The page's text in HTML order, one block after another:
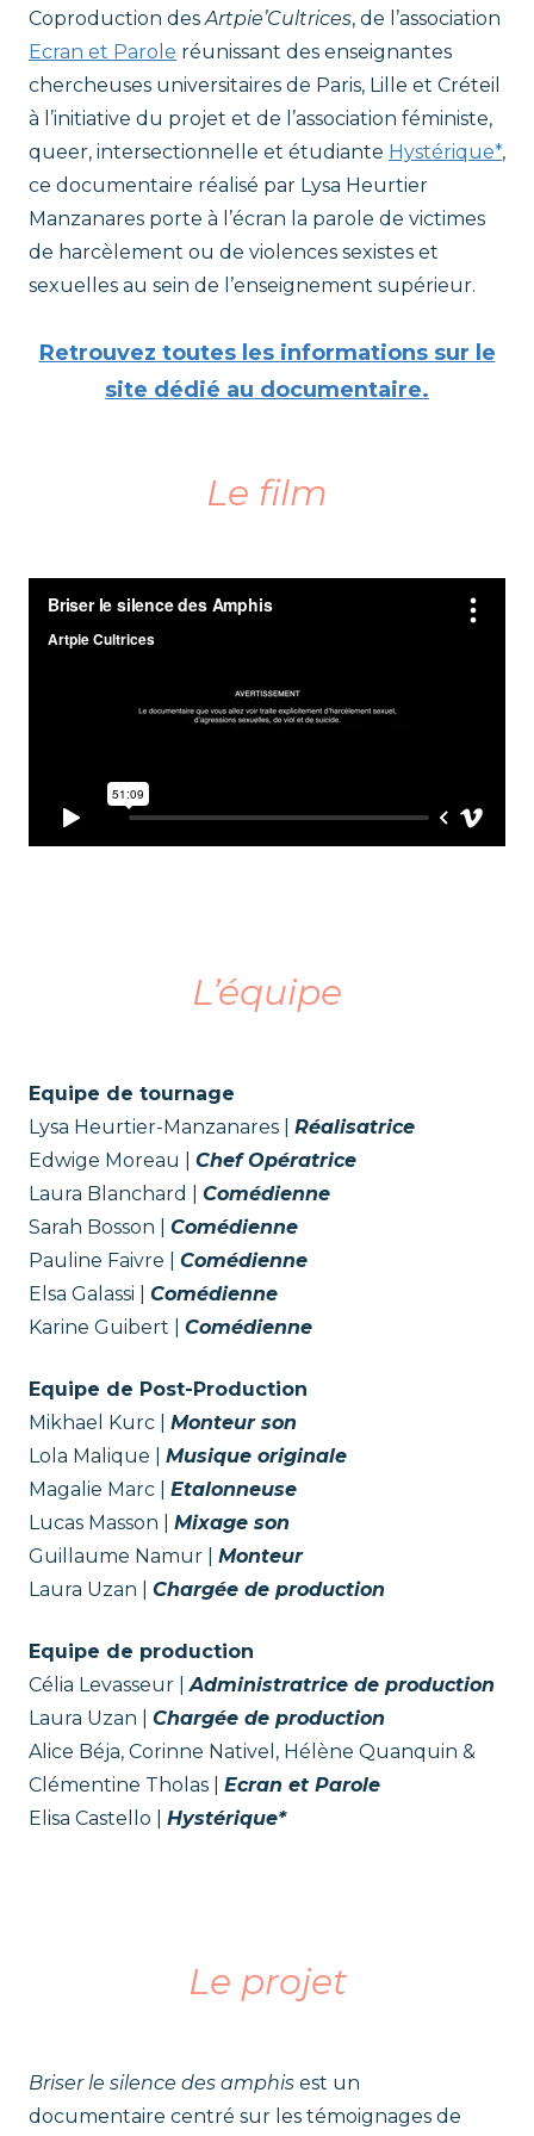
t
r
i
c
e
Coproduction desArtpie’Cultrices, de l’association
Ecran et Parole réunissant des enseignantes
chercheuses universitaires de Paris, Lille et Créteil
à l’initiative du projet et de l’association féministe,
queer, intersectionnelle et étudiante Hystérique*,
ce documentaire réalisé par Lysa Heurtier
Manzanares porte à l’écran la parole de victimes
de harcèlement ou de violences sexistes et
sexuelles au sein de l’enseignement supérieur.
Retrouvez toutes les informations sur le
site dédié au documentaire.
Le film
L’équipe
Equipe de tournage
Lysa Heurtier-Manzanares | Réalisatrice
Edwige Moreau | Chef Opératrice
Laura Blanchard | Comédienne
Sarah Bosson | Comédienne
Pauline Faivre | Comédienne
Elsa Galassi | Comédienne
Karine Guibert | Comédienne
Equipe de Post-Production
Mikhael Kurc | Monteurson
Lola Malique | Musique originale
Magalie Marc | Etalonneuse
Lucas Masson | Mixage son
Guillaume Namur | Monteur
Laura Uzan | Chargée de production
Equipe de production
Célia Levasseur |Administratrice de production
Laura Uzan | Chargée de production
Alice Béja, Corinne Nativel, Hélène Quanquin &
Clémentine Tholas | Ecran et Parole
Elisa Castello | Hystérique*
Le projet
Briser le silence des amphis est un
documentaire centré sur les témoignages de